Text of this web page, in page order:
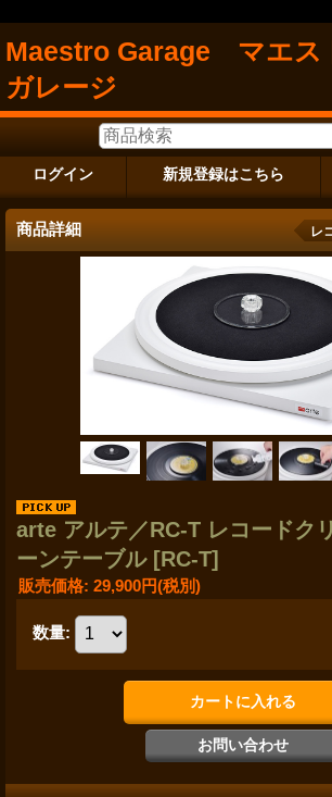
Maestro Garage マエス
ガレージ
ログイン 新規登録はこちら
商品詳細 レ
arte アルテ／RC-T レコードク
ーンテーブル [RC-T]
販売価格: 29,900円(税別)
数量: